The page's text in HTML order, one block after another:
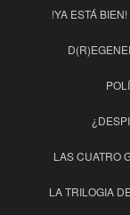
!YA ESTÁ
LAS CUATRO
LA TRILOGIA